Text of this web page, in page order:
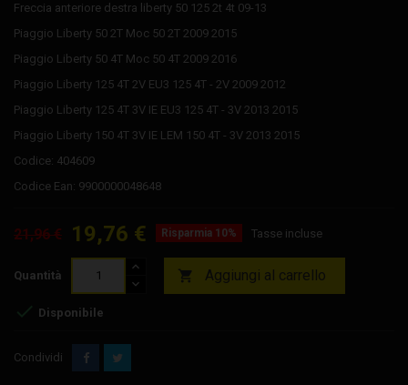
Freccia anteriore destra liberty 50 125 2t 4t 09-13
Piaggio Liberty 50 2T Moc 50 2T 2009 2015
Piaggio Liberty 50 4T Moc 50 4T 2009 2016
Piaggio Liberty 125 4T 2V EU3 125 4T - 2V 2009 2012
Piaggio Liberty 125 4T 3V IE EU3 125 4T - 3V 2013 2015
Piaggio Liberty 150 4T 3V IE LEM 150 4T - 3V 2013 2015
Codice: 404609
Codice Ean: 9900000048648
21,96 € 19,76 € Risparmia 10% Tasse incluse
Quantità  Aggiungi al carrello
 Disponibile
Condividi